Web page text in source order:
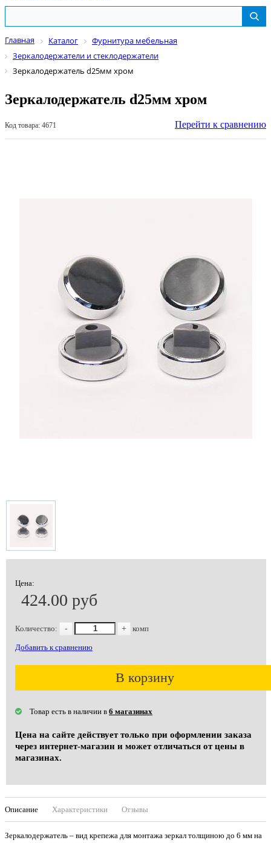
Главная Каталог
Фурнитура мебельная
Зеркалодержатели и стеклодержатели
Зеркалодержатель d25мм хром
Зеркалодержатель d25мм хром
Код товара: 4671 Перейти к сравнению
Цена:
424.00 руб
Количество: - + комп
Добавить к сравнению
В корзину
Товар есть в наличии в 6 магазинах
Цена на сайте действует только при оформлении заказа
через интернет-магазин и может отличаться от цены в
магазинах.
Описание Характеристики Отзывы
Зеркалодержатель – вид крепежа для монтажа зеркал толщиною до 6 мм на